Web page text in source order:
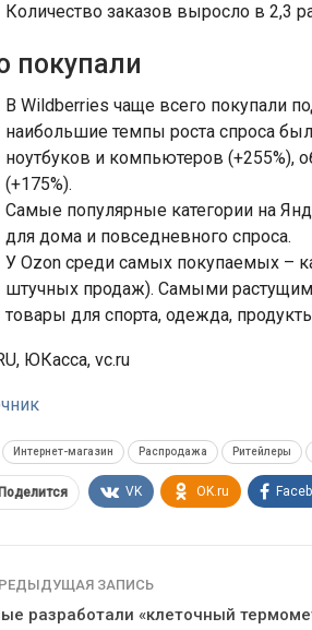
Количество заказов выросло в 2,3
покупали
В Wildberries чаще всего покупали
наибольшие темпы роста спроса
ноутбуков и компьютеров (+255%),
(+175%).
Самые популярные категории на
для дома и повседневного спроса.
У Ozon среди самых покупаемых –
штучных продаж). Самыми
товары для спорта, одежда,
ЮКасса, vc.ru
Интернет-магазин Распродажа Ритейлеры
VK OK.ru
ЗАПИСЬ
разработали «клеточный